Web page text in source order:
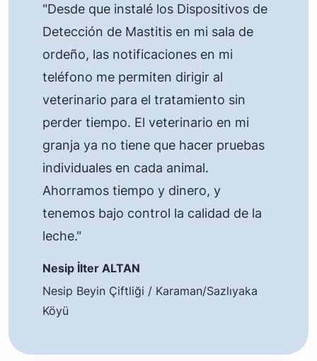
"Desde que instalé los Dispositivos de
Detección de Mastitis en mi sala de
ordeño, las notificaciones en mi
teléfono me permiten dirigir al
veterinario para el tratamiento sin
perder tiempo. El veterinario en mi
granja ya no tiene que hacer pruebas
individuales en cada animal.
Ahorramos tiempo y dinero, y
tenemos bajo control la calidad de la
leche."
Nesip İlter ALTAN
Nesip Beyin Çiftliği / Karaman/Sazlıyaka
Köyü